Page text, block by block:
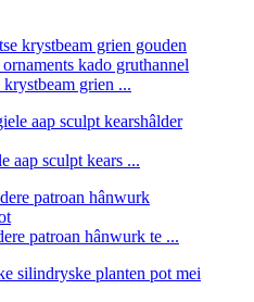
grien ...
aap sculpt kears ...
patroan hânwurk te ...